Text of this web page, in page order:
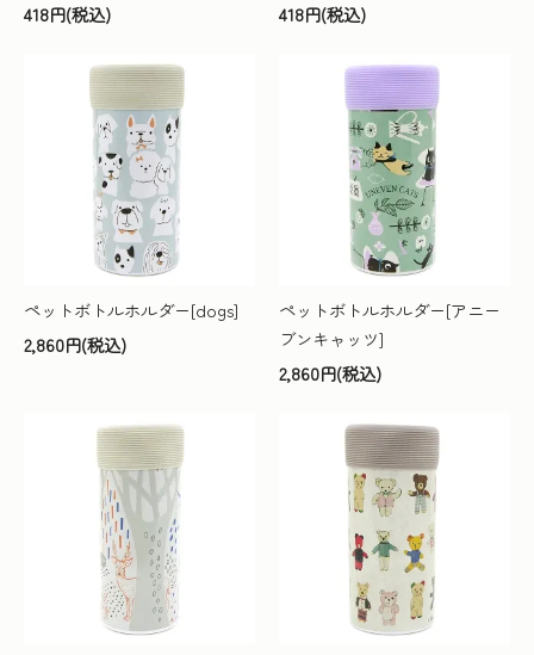
418円(税込)
418円(税込)
ペットボトルホルダー[dogs]
2,860円(税込)
ペットボトルホルダー[アニー
ブンキャッツ]
2,860円(税込)